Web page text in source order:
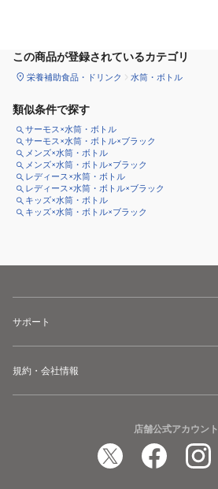
この商品が登録されているカテゴリ
栄養補助食品・ドリンク 水筒・ボトル
類似条件で探す
サーモス×水筒・ボトル
サーモス×水筒・ボトル×ブラック
メンズ×水筒・ボトル
メンズ×水筒・ボトル×ブラック
レディース×水筒・ボトル
レディース×水筒・ボトル×ブラック
キッズ×水筒・ボトル
キッズ×水筒・ボトル×ブラック
サポート
規約・会社情報
店舗公式アカウント